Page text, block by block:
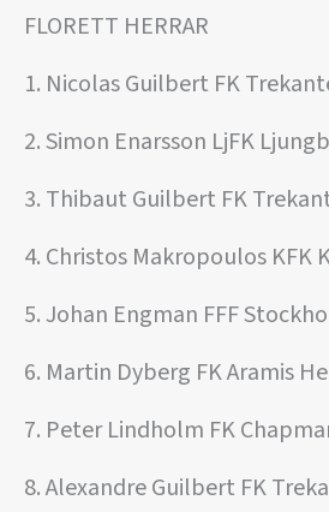
FLORETT HERRAR
1. Nicolas Guilbert FK
2. Simon Enarsson LjFK
3. Thibaut Guilbert FK
4. Christos Makropoulos KFK
5. Johan Engman FFF
6. Martin Dyberg FK Aramis
7. Peter Lindholm FK
8. Alexandre Guilbert FK